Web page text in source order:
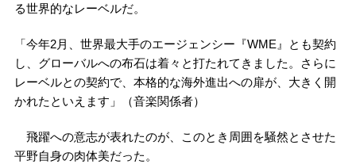
る世界的なレーベルだ。
「今年2月、世界最大手のエージェンシー『WME』とも契約
し、グローバルへの布石は着々と打たれてきました。さらに
レーベルとの契約で、本格的な海外進出への扉が、大きく開
かれたといえます」（音楽関係者）
飛躍への意志が表れたのが、このとき周囲を騒然とさせた
平野自身の肉体美だった。